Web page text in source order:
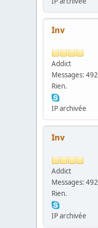
Inv
Addict
Messages: 492
Rien.
IP archivée
Inv
Addict
Messages: 492
Rien.
IP archivée